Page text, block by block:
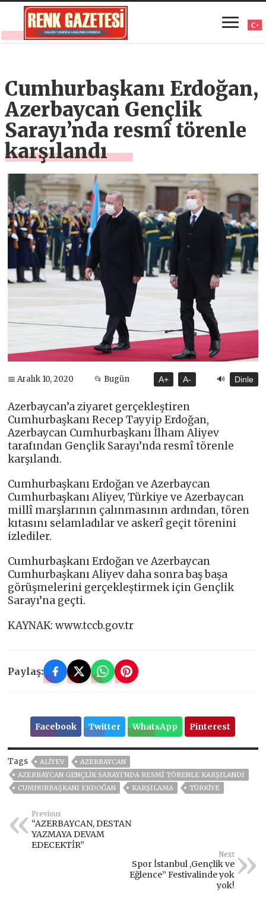
Cumhurbaşkanı Erdoğan,
Azerbaycan Gençlik
Sarayı’nda resmî törenle
karşılandı
📅 Aralık 10, 2020 📂 Bugün A+ A- 🔊 Dinle
Azerbaycan’a ziyaret gerçekleştiren
Cumhurbaşkanı Recep Tayyip Erdoğan,
Azerbaycan Cumhurbaşkanı İlham Aliyev
tarafından Gençlik Sarayı’nda resmî törenle
karşılandı.
Cumhurbaşkanı Erdoğan ve Azerbaycan
Cumhurbaşkanı Aliyev, Türkiye ve Azerbaycan
millî marşlarının çalınmasının ardından, tören
kıtasını selamladılar ve askerî geçit törenini
izlediler.
Cumhurbaşkanı Erdoğan ve Azerbaycan
Cumhurbaşkanı Aliyev daha sonra baş başa
görüşmelerini gerçekleştirmek için Gençlik
Sarayı’na geçti.
KAYNAK: www.tccb.gov.tr
Paylaş:
Facebook Twitter WhatsApp Pinterest
Tags ALIYEV
AZERBAYCAN
AZERBAYCAN GENÇLIK SARAYI'NDA RESMÎ TÖRENLE KARŞILANDI
CUMHURBAŞKANI ERDOĞAN
KARŞILAMA TÜRKİYE
Previous
“AZERBAYCAN, DESTAN
YAZMAYA DEVAM
EDECEKTİR”
Next
Spor İstanbul ,Gençlik ve
Eğlence” Festivalinde yok
yok!